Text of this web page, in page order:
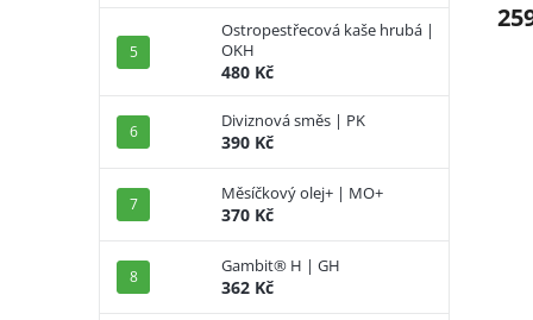
Ostropestřecová kaše hrubá |
OKH
480 Kč
Diviznová směs | PK
390 Kč
Měsíčkový olej+ | MO+
370 Kč
Gambit® H | GH
362 Kč